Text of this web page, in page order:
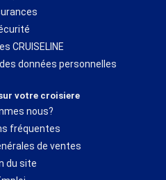
CRUISELINE
données personnelles
votre croisiere
nous?
fréquentes
de ventes
du site